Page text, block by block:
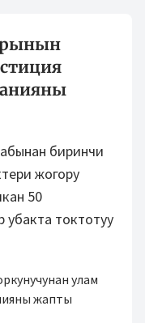
биринчи
жогору
50
токтотуу